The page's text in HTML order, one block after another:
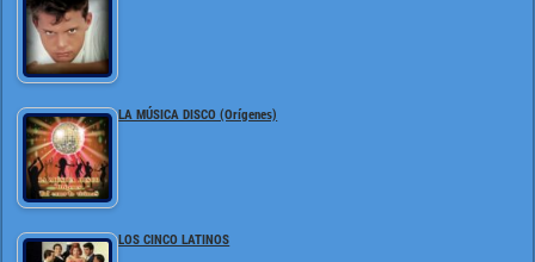
LA MÚSICA DISCO (Orígenes)
LOS CINCO LATINOS